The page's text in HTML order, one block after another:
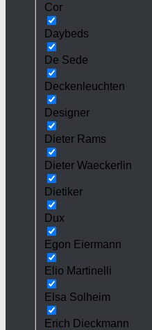
Cor
Daybeds
De Sede
Deckenleuchten
Designer
Dieter Rams
Dieter Waeckerlin
Dietiker
Dux
Egon Eiermann
Elio Martinelli
Elsa Solheim
Erich Dieckmann